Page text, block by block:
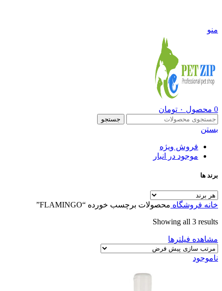
منو
0 محصول ۰ تومان
جستجو
بستن
فروش ویژه
موجود در انبار
برند ها
خانه فروشگاه محصولات برچسب خورده “FLAMINGO”
Showing all 3 results
مشاهده فیلترها
ناموجود